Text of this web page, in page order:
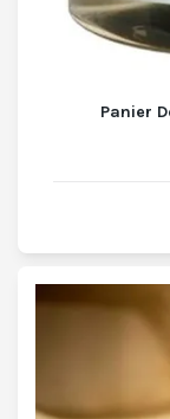
Panier